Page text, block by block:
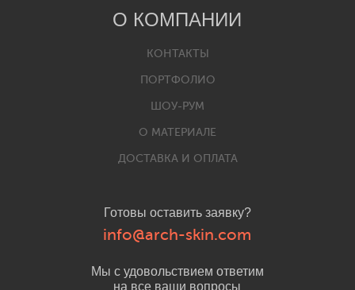
Готовы оставить заявку?
info@arch-skin.com
Мы с удовольствием ответим
на все ваши вопросы
О КОМПАНИИ
КОНТАКТЫ
ПОРТФОЛИО
ШОУ-РУМ
О МАТЕРИАЛЕ
ДОСТАВКА И ОПЛАТА